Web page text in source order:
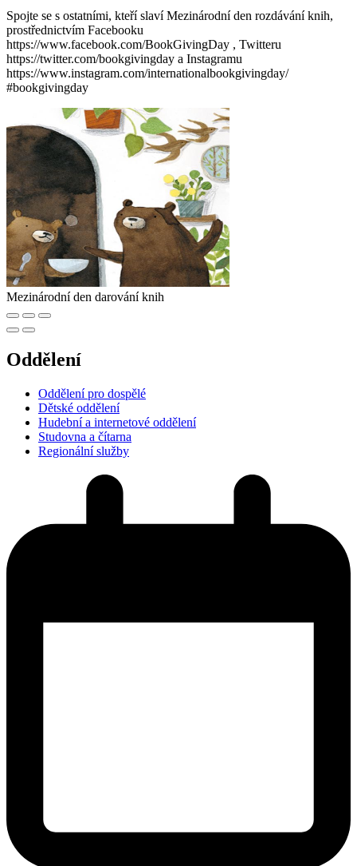
Spojte se s ostatními, kteří slaví Mezinárodní den rozdávání knih,
prostřednictvím Facebooku
https://www.facebook.com/BookGivingDay , Twitteru
https://twitter.com/bookgivingday a Instagramu
https://www.instagram.com/internationalbookgivingday/
#bookgivingday
Mezinárodní den darování knih
Oddělení
Oddělení pro dospělé
Dětské oddělení
Hudební a internetové oddělení
Studovna a čítarna
Regionální služby